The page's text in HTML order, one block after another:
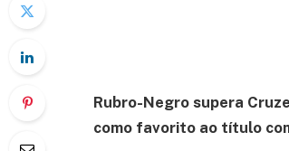
Rubro-Negro supera
como favorito ao título